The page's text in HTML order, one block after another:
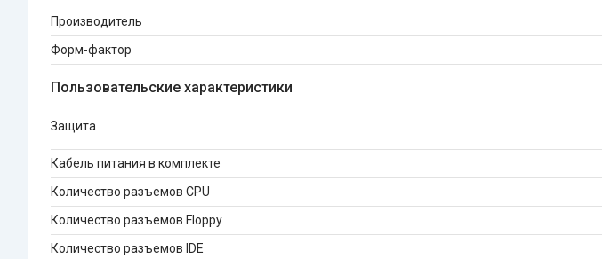
Производитель
Форм-фактор
Пользовательские характеристики
Защита
Кабель питания в комплекте
Количество разъемов CPU
Количество разъемов Floppy
Количество разъемов IDE